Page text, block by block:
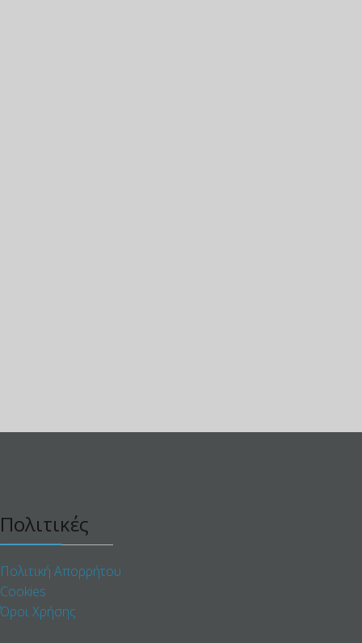
Πολιτικές
Πολιτική Απορρήτου
Cookies
Όροι Χρήσης